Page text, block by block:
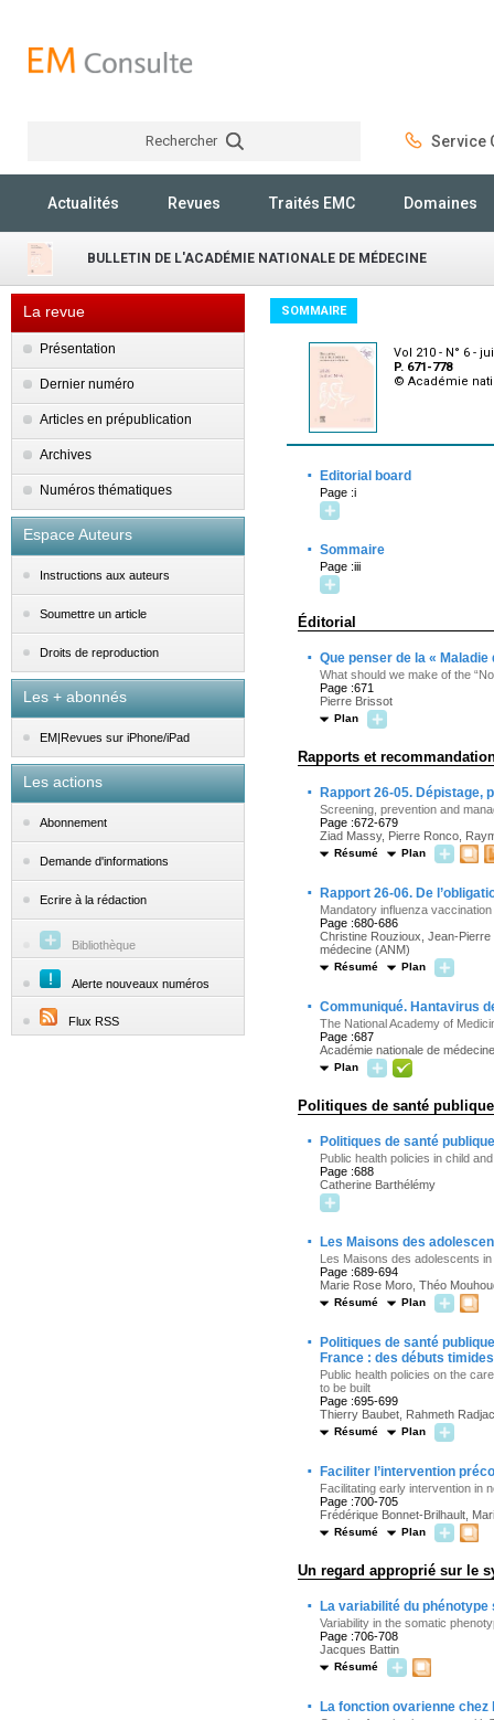
Rechercher Service
Actualités Revues Traités EMC Domaines
BULLETIN DE L'ACADÉMIE NATIONALE DE MÉDECINE
La revue
Présentation
Dernier numéro
Articles en prépublication
Archives
Numéros thématiques
Espace Auteurs
Instructions aux auteurs
Soumettre un article
Droits de reproduction
Les + abonnés
EM|Revues sur iPhone/iPad
Les actions
Abonnement
Demande d'informations
Ecrire à la rédaction
Bibliothèque
Alerte nouveaux numéros
Flux RSS
SOMMAIRE
Vol 210 - N° 6 -
P. 671-778
© Académie
· Editorial board
Page :i
· Sommaire
Page :iii
Éditorial
· Que penser de la « Maladie
What should we make of the
Page :671
Pierre Brissot
Plan
Rapports et
· Rapport 26-05. Dépistage,
Screening, prevention and
Page :672-679
Ziad Massy, Pierre Ronco,
Résumé Plan
· Rapport 26-06. De
Mandatory influenza
Page :680-686
Christine Rouzioux, Jean-Pierre
médecine (ANM)
Résumé Plan
· Communiqué. Hantavirus
The National Academy of
Page :687
Académie nationale de médecine
Plan
Politiques de santé
· Politiques de santé
Public health policies in child
Page :688
Catherine Barthélémy
· Les Maisons des
Les Maisons des adolescents
Page :689-694
Marie Rose Moro, Théo
Résumé Plan
·
Politiques de santé
France : des débuts
Public health policies on the
to be built
Page :695-699
Thierry Baubet, Rahmeth
Résumé Plan
· Faciliter l’intervention
Facilitating early intervention in
Page :700-705
Frédérique Bonnet-Brilhault,
Résumé Plan
Un regard approprié sur le
· La variabilité du
Variability in the somatic
Page :706-708
Jacques Battin
Résumé
· La fonction ovarienne